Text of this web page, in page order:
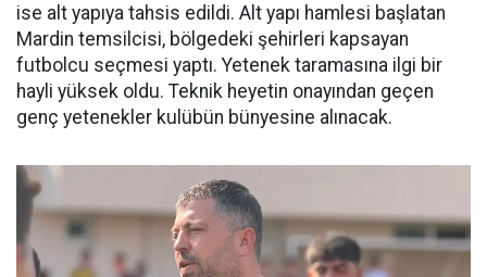
ise alt yapıya tahsis edildi. Alt yapı hamlesi başlatan
Mardin temsilcisi, bölgedeki şehirleri kapsayan
futbolcu seçmesi yaptı. Yetenek taramasına ilgi bir
hayli yüksek oldu. Teknik heyetin onayından geçen
genç yetenekler kulübün bünyesine alınacak.